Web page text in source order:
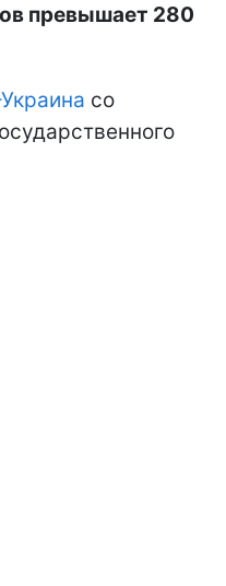
превышает 280
со